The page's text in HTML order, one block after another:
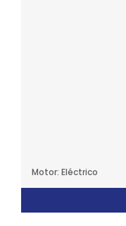
Motor: Eléctrico